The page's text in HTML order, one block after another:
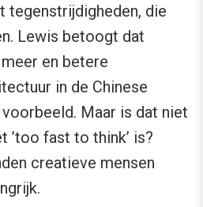
tegenstrijdigheden, die
Lewis betoogt dat
en betere
in de Chinese
Maar is dat niet
’too fast to think’ is?
creatieve mensen